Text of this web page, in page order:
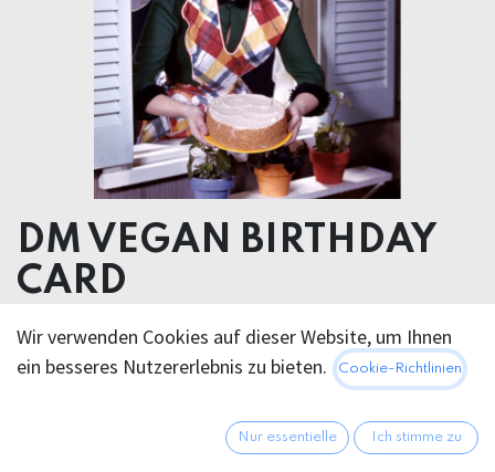
DM VEGAN BIRTHDAY
CARD
5,95€ Alle Preise inkl. MwSt.zzgl.
Versandkosten
Wir verwenden Cookies auf dieser Website, um Ihnen
ein besseres Nutzererlebnis zu bieten.
Cookie-Richtlinien
Nur essentielle Ich stimme zu